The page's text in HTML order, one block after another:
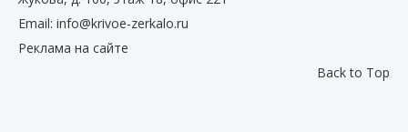
Email: info@krivoe-zerkalo.ru
Реклама на сайте
Back to Top